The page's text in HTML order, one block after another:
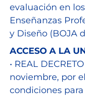
evaluación en
Enseñanzas
y Diseño (BOJA
ACCESO A LA
• REAL
noviembre, por
condiciones